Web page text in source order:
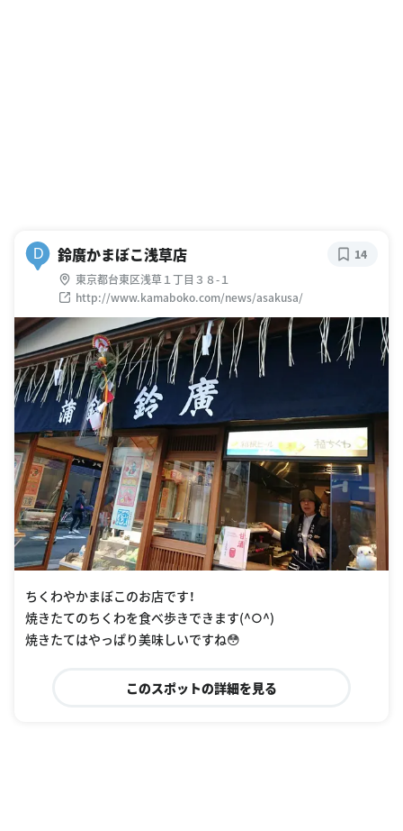
D 鈴廣かまぼこ浅草店
東京都台東区浅草１丁目３８-１
http://www.kamaboko.com/news/asakusa/
14
ちくわやかまぼこのお店です！
焼きたてのちくわを食べ歩きできます(^○^)
焼きたてはやっぱり美味しいですね😳
このスポットの詳細を見る